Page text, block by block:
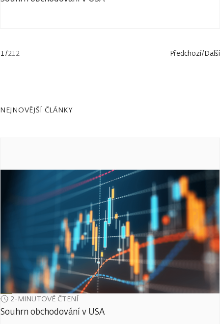
1/212 Předchozí/Další
NEJNOVĚJŠÍ ČLÁNKY
2-MINUTOVÉ ČTENÍ
Souhrn obchodování v USA